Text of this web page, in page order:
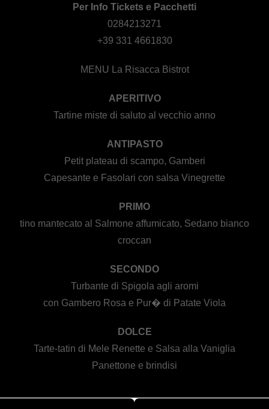
Per Info Tickets e Pacchetti
0284213271
+39 331 4661830
MENU La Risacca Bistrot
APERITIVO
Tartine miste di saluto al vecchio anno
ANTIPASTO
Petit plateau di scampo, Gamberi
Capesante e Fasolari con salsa Vinegrette
PRIMO
tino mantecato al Salmone affumicato, Sedano bianco
croccan
SECONDO
Turbante di Spigola agli aromi
con Gambero Rosa e Pur� di Patate Viola
DOLCE
Tarte-tatin di Mele Renette e Salsa alla Vaniglia
Panettone e brindisi